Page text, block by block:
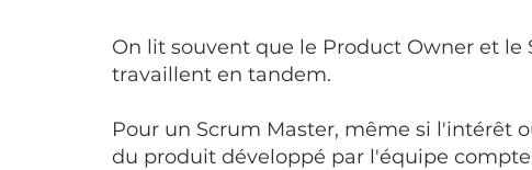
On lit souvent que le Product Owner et le
travaillent en tandem.
Pour un Scrum Master, même si l'intérêt
du produit développé par l'équipe